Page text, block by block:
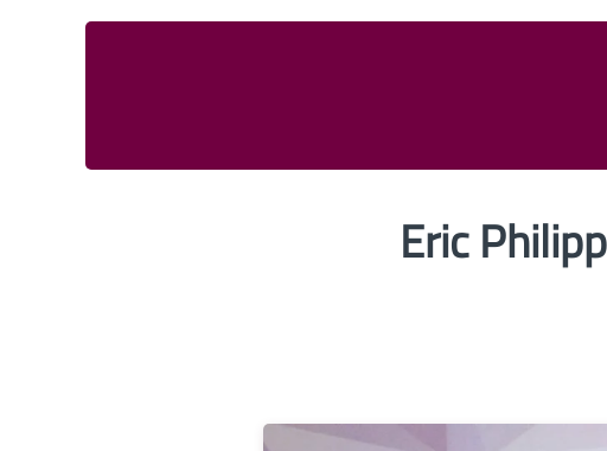
Eric